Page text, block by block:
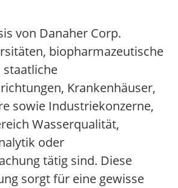
von Danaher Corp.
biopharmazeutische
Krankenhäuser,
sowie Industriekonzerne,
Wasserqualität,
oder
tätig sind. Diese
sorgt für eine gewisse